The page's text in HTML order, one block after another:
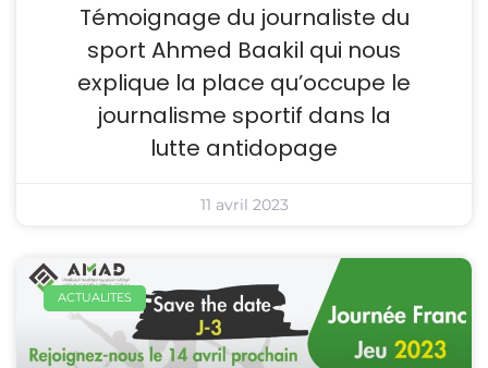
Témoignage du journaliste du
sport Ahmed Baakil qui nous
explique la place qu’occupe le
journalisme sportif dans la
lutte antidopage
11 avril 2023
ACTUALITES